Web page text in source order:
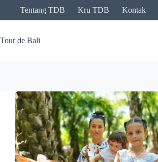
content
Tentang TDB Kru TDB Kontak
Tour de Bali